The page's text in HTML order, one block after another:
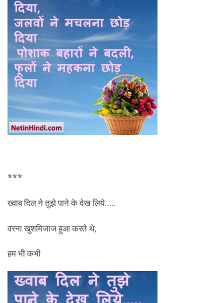
***
ख्वाब दिल ने तुझे पाने के देख लिये…..
वरना खुशमिजाज हुआ करते थे,
हम भी कभी